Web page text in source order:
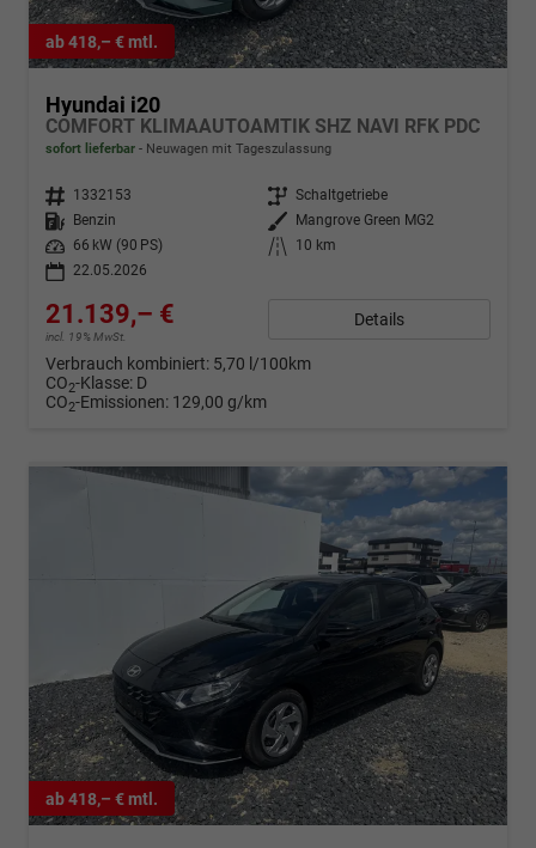
ab 418,– € mtl.
Hyundai i20
COMFORT KLIMAAUTOAMTIK SHZ NAVI RFK PDC
sofort lieferbar Neuwagen mit Tageszulassung
Fahrzeugnr. 1332153 Getriebe Schaltgetriebe
Kraftstoff
Benzin Außenfarbe
Mangrove Green MG2
Leistung
66 kW (90 PS) Kilometerstand
10 km
22.05.2026
21.139,– €
incl. 19% MwSt.
Details
Verbrauch kombiniert: 5,70 l/100km
CO2-Klasse: D
CO2-Emissionen: 129,00 g/km
ab 418,– € mtl.